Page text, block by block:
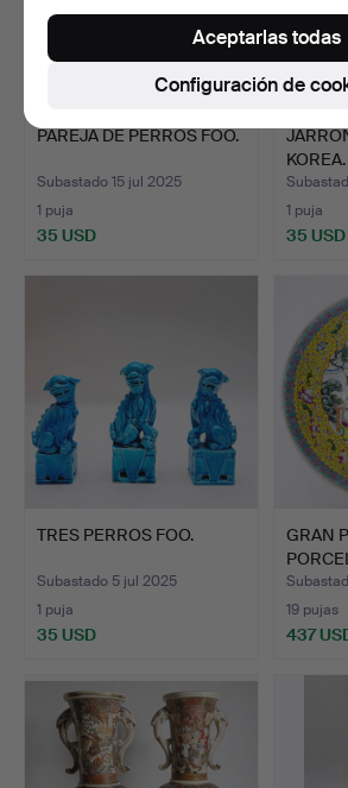
PAREJA DE PERROS FOO.
Subastado 15 jul 2025
1 puja
35 USD
KOREA.
1 puja
35 USD
TRES PERROS FOO.
Subastado 5 jul 2025
1 puja
35 USD
GRAN
ROSA.
19 pujas
437
Configuración de
Aceptarlas todas